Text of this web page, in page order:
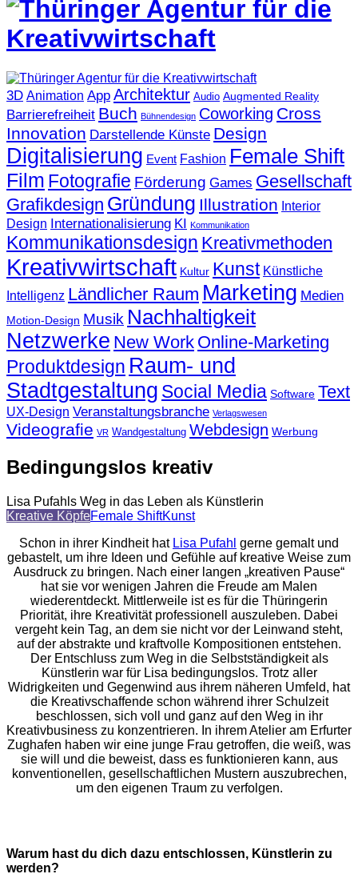
3D Animation App Architektur Audio Augmented Reality
Barrierefreiheit Buch Bühnendesign Coworking Cross
Innovation Darstellende Künste Design
Digitalisierung Event Fashion Female Shift
Film Fotografie Förderung Games Gesellschaft
Grafikdesign Gründung Illustration Interior
Design Internationalisierung KI Kommunikation
Kommunikationsdesign Kreativmethoden
Kreativwirtschaft Kultur Kunst Künstliche
Intelligenz Ländlicher Raum Marketing Medien
Motion-Design Musik Nachhaltigkeit
Netzwerke New Work Online-Marketing
Produktdesign Raum- und
Stadtgestaltung Social Media Software Text
UX-Design Veranstaltungsbranche Verlagswesen
Videografie VR Wandgestaltung Webdesign Werbung
Bedingungslos kreativ
Lisa Pufahls Weg in das Leben als Künstlerin
Kreative KöpfeFemale ShiftKunst
Schon in ihrer Kindheit hat Lisa Pufahl gerne gemalt und
gebastelt, um ihre Ideen und Gefühle auf kreative Weise zum
Ausdruck zu bringen. Nach einer langen „kreativen Pause“
hat sie vor wenigen Jahren die Freude am Malen
wiederentdeckt. Mittlerweile ist es für die Thüringerin
Priorität, ihre Kreativität professionell auszuleben. Dabei
vergeht kein Tag, an dem sie nicht vor der Leinwand steht,
auf der abstrakte und kraftvolle Kompositionen entstehen.
Der Entschluss zum Weg in die Selbstständigkeit als
Künstlerin war für Lisa bedingungslos. Trotz aller
Widrigkeiten und Gegenwind aus ihrem näheren Umfeld, hat
die Kreativschaffende schon während ihrer Schulzeit
beschlossen, sich voll und ganz auf den Weg in ihr
Kreativbusiness zu konzentrieren. In ihrem Atelier am Erfurter
Zughafen haben wir eine junge Frau getroffen, die weiß, was
sie will und die beweist, dass es funktionieren kann, aus
konventionellen, gesellschaftlichen Mustern auszubrechen,
um den eigenen Traum zu verfolgen.
Warum hast du dich dazu entschlossen, Künstlerin zu
werden?